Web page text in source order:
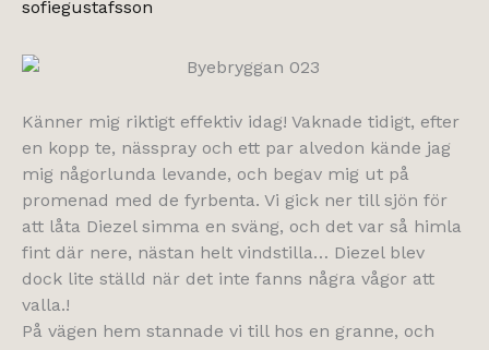
sofiegustafsson
Känner mig riktigt effektiv idag! Vaknade tidigt, efter
en kopp te, nässpray och ett par alvedon kände jag
mig någorlunda levande, och begav mig ut på
promenad med de fyrbenta. Vi gick ner till sjön för
att låta Diezel simma en sväng, och det var så himla
fint där nere, nästan helt vindstilla… Diezel blev
dock lite ställd när det inte fanns några vågor att
valla.!
På vägen hem stannade vi till hos en granne, och